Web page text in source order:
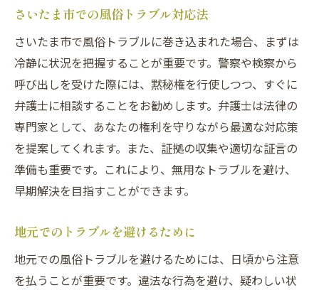
さいたま市での風俗トラブル対応法
さいたま市で風俗トラブルに巻き込まれた場合、まずは
冷静に状況を把握することが重要です。警察や検察から
呼び出しを受けた際には、黙秘権を行使しつつ、すぐに
弁護士に相談することをお勧めします。弁護士は法律の
専門家として、あなたの権利を守りながら最適な対応策
を提案してくれます。また、証拠の収集や適切な証言の
準備も重要です。これにより、無用なトラブルを避け、
早期解決を目指すことができます。
地元でのトラブルを避けるために
地元での風俗トラブルを避けるためには、日頃から注意
を払うことが重要です。違法な行為を避け、疑わしい状